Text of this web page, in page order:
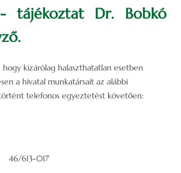
tájékoztat Dr. Bobkó
kizárólag halaszthatatlan esetben
a hivatal munkatársait az alábbi
telefonos egyeztetést követően:
613-017